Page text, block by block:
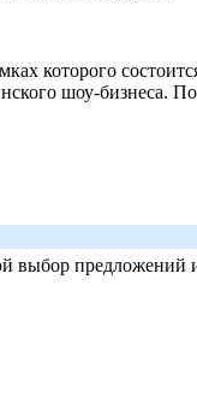
которого
шоу-бизнеса.
выбор предложений